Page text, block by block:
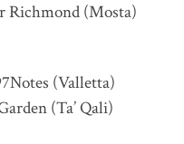
Richmond (Mosta)
(Valletta)
(Ta’ Qali)